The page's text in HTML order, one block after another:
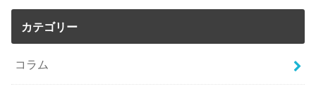
カテゴリー
コラム